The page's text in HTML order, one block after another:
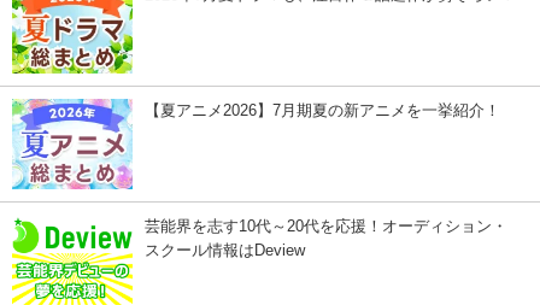
【夏アニメ2026】7月期夏の新アニメを一挙紹介！
芸能界を志す10代～20代を応援！オーディション・
スクール情報はDeview